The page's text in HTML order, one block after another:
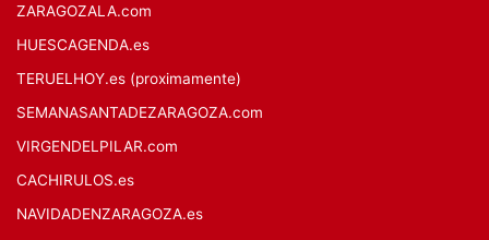
ZARAGOZALA.com
HUESCAGENDA.es
TERUELHOY.es (proximamente)
SEMANASANTADEZARAGOZA.com
VIRGENDELPILAR.com
CACHIRULOS.es
NAVIDADENZARAGOZA.es